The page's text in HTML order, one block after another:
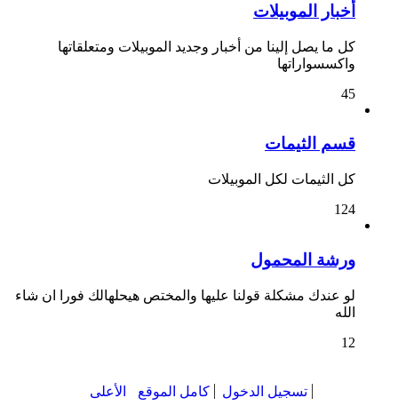
أخبار الموبيلات
كل ما يصل إلينا من أخبار وجديد الموبيلات ومتعلقاتها
واكسسواراتها
45
قسم الثيمات
كل الثيمات لكل الموبيلات
124
ورشة المحمول
لو عندك مشكلة قولنا عليها والمختص هيحلهالك فورا ان شاء
الله
12
تسجيل الدخول كامل الموقع الأعلى